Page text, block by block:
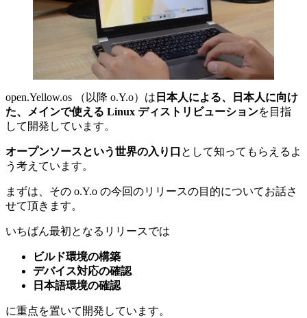
open.Yellow.os （以降 o.Y.o）は 日本人による、日本人に向け
た、メインで使える Linux ディストリビューションを目指
して開発しています。
オープンソースという世界の入り口 として知ってもらえるよ
う考えています。
まずは、その o.Y.o の今回のリリースの目的についてお話さ
せて頂きます。
いちばん最初となるリリースでは
ビルド環境の構築
デバイス対応の確認
日本語環境の確認
に重点を置いて開発しています。